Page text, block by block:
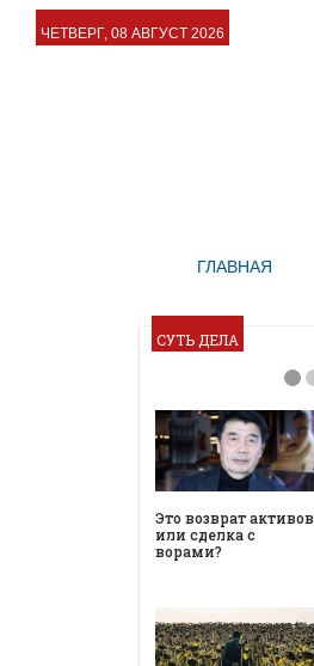
ЧЕТВЕРГ, 08 АВГУСТ 2026
ГЛАВНАЯ
СУТЬ ДЕЛА
Это возврат активов
или сделка с
ворами?